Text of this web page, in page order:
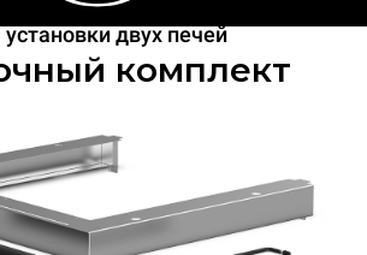
двух печей
комплект